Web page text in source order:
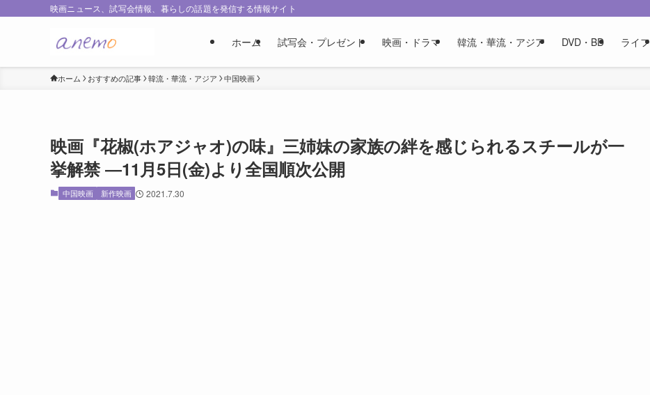
映画ニュース、試写会情報、暮らしの話題を発信する情報サイト
ホーム 試写会・プレゼント 映画・ドラマ 韓流・華流・アジア DVD・BD ライフ
ホーム おすすめの記事 韓流・華流・アジア 中国映画
映画『花椒(ホアジャオ)の味』三姉妹の家族の絆を感じられるスチールが一
挙解禁 ―11月5日(金)より全国順次公開
中国映画 新作映画 2021.7.30